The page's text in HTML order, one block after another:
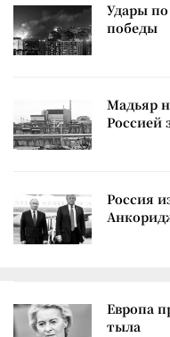
Удары
победы
Мадьяр
Россией
Россия
Европа
тыла